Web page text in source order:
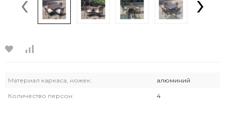
Материал каркаса, ножек: алюминий
Количество персон: 4